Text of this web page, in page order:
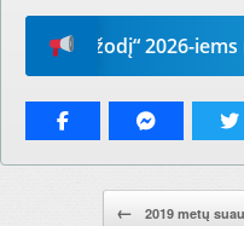
žodį“ 2026-iems
Pranešimo navigacija.
← 2019 metų